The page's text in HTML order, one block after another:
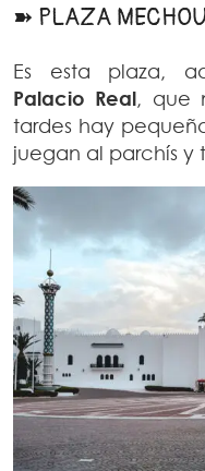
➽ PLAZA
Es esta plaza,
Palacio Real, que
tardes hay
juegan al parchís y